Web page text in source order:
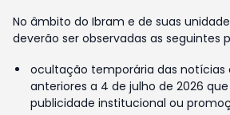
No âmbito do Ibram e de suas
deverão ser observadas as seguintes
ocultação temporária das notícias
anteriores a 4 de julho de 2026
publicidade institucional ou